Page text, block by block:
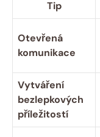
Tip
Otevřená
komunikace
Vytváření
bezlepkových
příležitostí